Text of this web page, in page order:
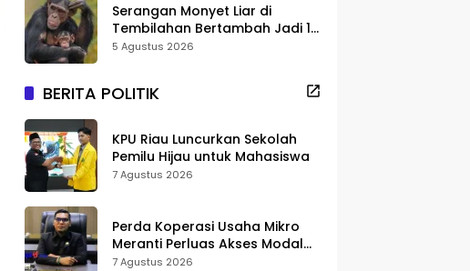
Serangan Monyet Liar di
Tembilahan Bertambah Jadi 16
Korban, DPKP Bantah Video
5 Agustus 2026
BERITA POLITIK
KPU Riau Luncurkan Sekolah
Pemilu Hijau untuk Mahasiswa
7 Agustus 2026
Perda Koperasi Usaha Mikro
Meranti Perluas Akses Modal
dan Pasar
7 Agustus 2026